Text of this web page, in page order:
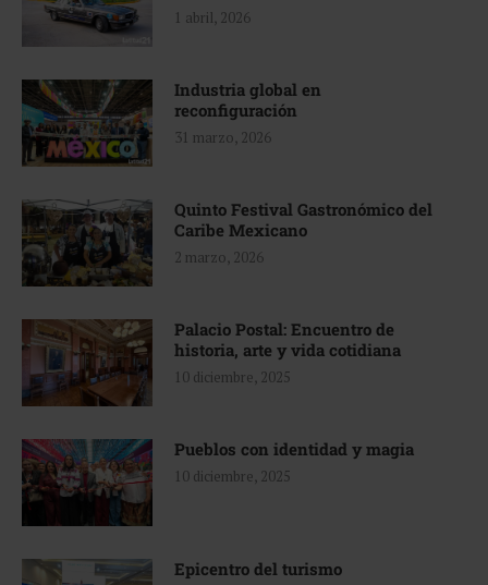
1 abril, 2026
Industria global en
reconfiguración
31 marzo, 2026
Quinto Festival Gastronómico del
Caribe Mexicano
2 marzo, 2026
Palacio Postal: Encuentro de
historia, arte y vida cotidiana
10 diciembre, 2025
Pueblos con identidad y magia
10 diciembre, 2025
Epicentro del turismo